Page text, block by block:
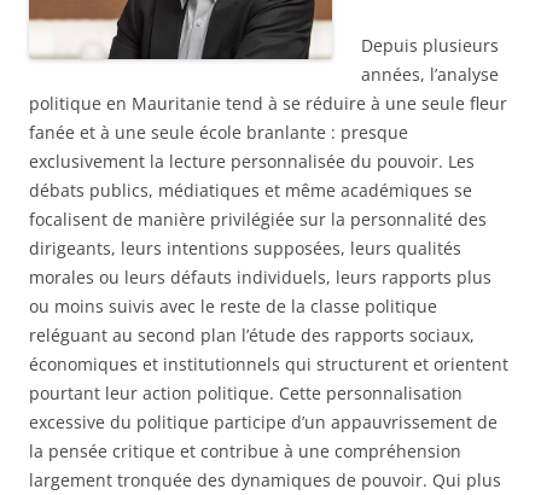
Depuis plusieurs
années, l’analyse
politique en Mauritanie tend à se réduire à une seule fleur
fanée et à une seule école branlante : presque
exclusivement la lecture personnalisée du pouvoir. Les
débats publics, médiatiques et même académiques se
focalisent de manière privilégiée sur la personnalité des
dirigeants, leurs intentions supposées, leurs qualités
morales ou leurs défauts individuels, leurs rapports plus
ou moins suivis avec le reste de la classe politique
reléguant au second plan l’étude des rapports sociaux,
économiques et institutionnels qui structurent et orientent
pourtant leur action politique. Cette personnalisation
excessive du politique participe d’un appauvrissement de
la pensée critique et contribue à une compréhension
largement tronquée des dynamiques de pouvoir. Qui plus